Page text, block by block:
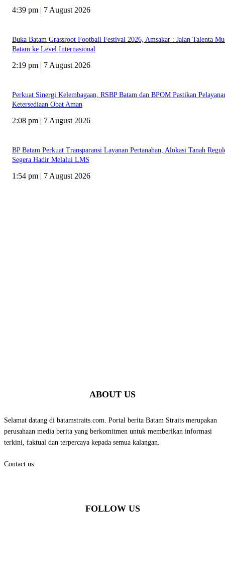
4:39 pm | 7 August 2026
Buka Batam Grassroot Football Festival 2026, Amsakar : Jalan Talenta
Batam ke Level Internasional
2:19 pm | 7 August 2026
Perkuat Sinergi Kelembagaan, RSBP Batam dan BPOM Pastikan
Ketersediaan Obat Aman
2:08 pm | 7 August 2026
BP Batam Perkuat Transparansi Layanan Pertanahan, Alokasi Tanah
Segera Hadir Melalui LMS
1:54 pm | 7 August 2026
ABOUT US
Selamat datang di batamstraits.com. Portal berita Batam Straits merupakan
perusahaan media berita yang berkomitmen untuk memberikan informasi
terkini, faktual dan terpercaya kepada semua kalangan.
Contact us:
FOLLOW US